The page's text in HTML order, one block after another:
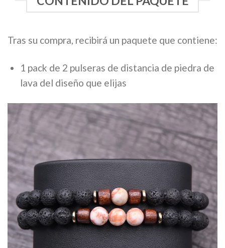
Tras su compra, recibirá un paquete que contiene:
1 pack de 2 pulseras de distancia de piedra de
lava del diseño que elijas